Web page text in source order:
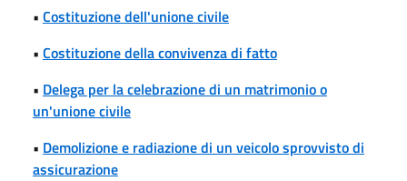
• Costituzione dell'unione civile
• Costituzione della convivenza di fatto
• Delega per la celebrazione di un matrimonio o
un'unione civile
• Demolizione e radiazione di un veicolo sprovvisto di
assicurazione